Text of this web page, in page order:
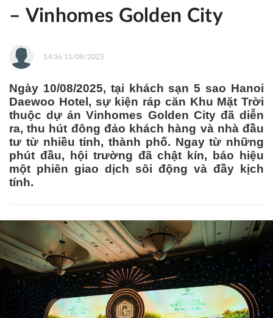
– Vinhomes Golden City
14:36 11/08/2025
Ngày 10/08/2025, tại khách sạn 5 sao Hanoi
Daewoo Hotel, sự kiện ráp căn Khu Mặt Trời
thuộc dự án Vinhomes Golden City đã diễn
ra, thu hút đông đảo khách hàng và nhà đầu
tư từ nhiều tỉnh, thành phố. Ngay từ những
phút đầu, hội trường đã chật kín, báo hiệu
một phiên giao dịch sôi động và đầy kịch
tính.